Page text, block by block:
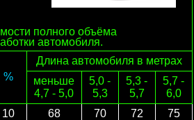
полного объёма
автомобиля.
%
Длина автомобиля в метрах
меньше
4,7 - 5,0
5,0 -
5,3
5,3 -
5,7
5,7 -
6,0
10 68 70 72
75